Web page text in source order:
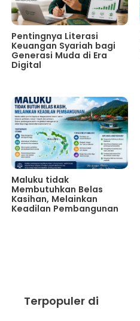
Pentingnya Literasi
Keuangan Syariah bagi
Generasi Muda di Era
Digital
Maluku tidak
Membutuhkan Belas
Kasihan, Melainkan
Keadilan Pembangunan
Terpopuler di